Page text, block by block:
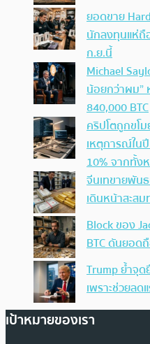
ยอดขาย
นักลงทุนแห่ถื
ก.ย.นี้
Michael
น้อยกว่าผม”
840,000 BTC
คริปโตถูกขโ
เหตุการณ์ใน
10% จากทั้ง
จีนเทขายพัน
เดินหน้าสะส
Block ของ
BTC ดันยอด
Trump ย้ำจุด
เพราะช่วยล
เป้าหมายของเรา